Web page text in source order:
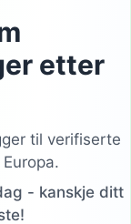
etter
til verifiserte
- kanskje ditt